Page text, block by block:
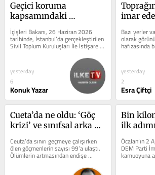
Geçici koruma
kapsamındaki
göçmenlere çalışma izni
muafiyeti ne anlama
geliyor?
İçişleri Bakanı, 26 Haziran 2026
tarihinde, İstanbul’da gerçekleştirilen
Sivil Toplum Kuruluşları İle İstişare
Toplantısı’nda...
yesterday
6
Konuk Yazar
imar
Bazı yerler
olarak
hafızasında
yesterday
2
Esra Çiftçi
Cueta’da ne oldu: ‘Göç
krizi’ ve sınıfsal arka
Ceuta’da sınırı geçmeye çalışırken
ölen göçmenlerin sayısı 99’a ulaştı.
Ölümlerin artmasından endişe
Bin
ilk
Öcalan’ın
DEM Parti
kamuoyuna
bir siyasi